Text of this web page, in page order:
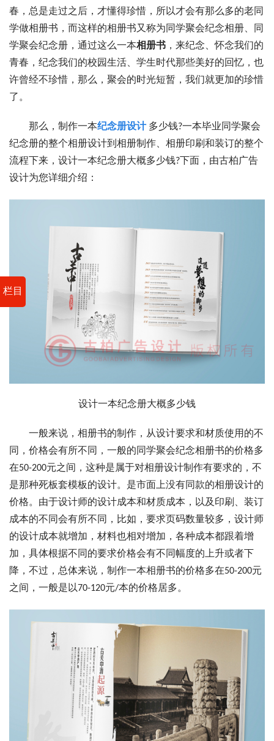
栏目
春，总是走过之后，才懂得珍惜，所以才会有那么多的老同
学做相册书，而这样的相册书又称为同学聚会纪念相册、同
学聚会纪念册，通过这么一本相册书 ，来纪念、怀念我们的
青春，纪念我们的校园生活、学生时代那些美好的回忆，也
许曾经不珍惜，那么，聚会的时光短暂，我们就更加的珍惜
了。
那么，制作一本纪念册设计 多少钱?一本毕业同学聚会
纪念册的整个相册设计到相册制作、相册印刷和装订的整个
流程下来，设计一本纪念册大概多少钱?下面，由古柏广告
设计为您详细介绍：
设计一本纪念册大概多少钱
一般来说，相册书的制作，从设计要求和材质使用的不
同，价格会有所不同，一般的同学聚会纪念相册书的价格多
在50-200元之间，这种是属于对相册设计制作有要求的，不
是那种死板套模板的设计。是市面上没有同款的相册设计的
价格。由于设计师的设计成本和材质成本，以及印刷、装订
成本的不同会有所不同，比如，要求页码数量较多，设计师
的设计成本就增加，材料也相对增加，各种成本都跟着增
加，具体根据不同的要求价格会有不同幅度的上升或者下
降，不过，总体来说，制作一本相册书的价格多在50-200元
之间，一般是以70-120元/本的价格居多。